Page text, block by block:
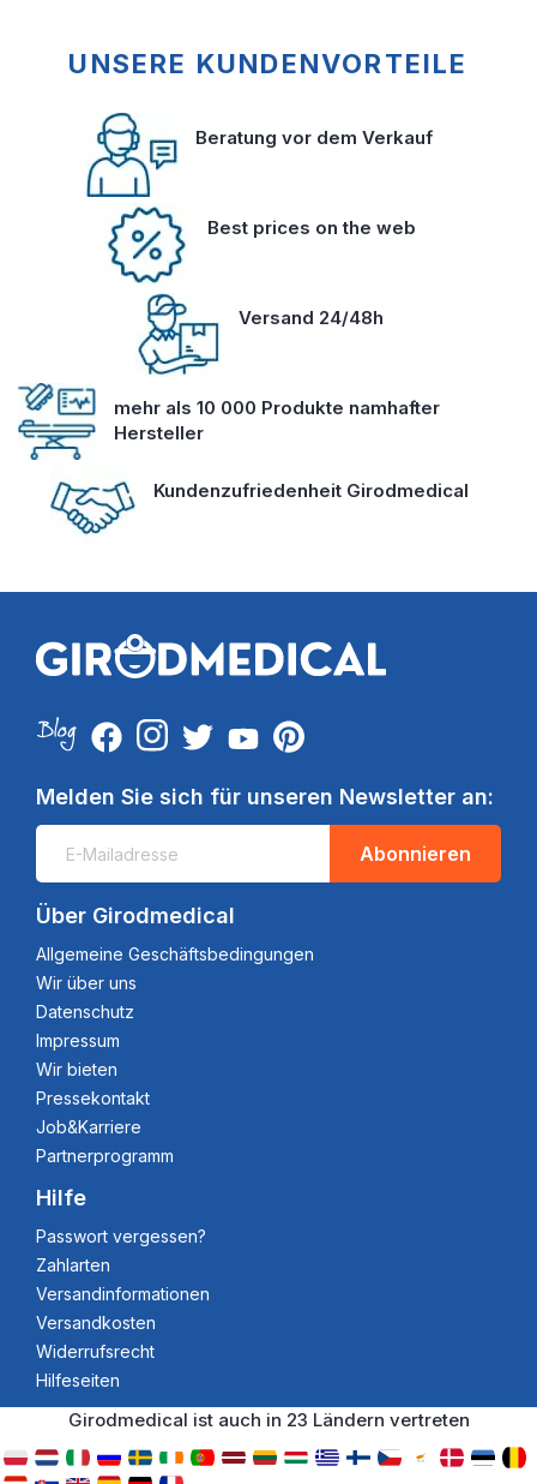
UNSERE KUNDENVORTEILE
Beratung vor dem Verkauf
Best prices on the web
Versand 24/48h
mehr als 10 000 Produkte namhafter
Hersteller
Kundenzufriedenheit Girodmedical
Melden Sie sich für unseren Newsletter an:
Abonnieren
Über Girodmedical
Allgemeine Geschäftsbedingungen
Wir über uns
Datenschutz
Impressum
Wir bieten
Pressekontakt
Job&Karriere
Partnerprogramm
Hilfe
Passwort vergessen?
Zahlarten
Versandinformationen
Versandkosten
Widerrufsrecht
Hilfeseiten
Girodmedical ist auch in 23 Ländern vertreten